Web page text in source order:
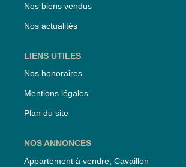
Nos biens vendus
Nos actualités
LIENS UTILES
Nos honoraires
Mentions légales
Plan du site
NOS ANNONCES
Appartement à vendre, Cavaillon